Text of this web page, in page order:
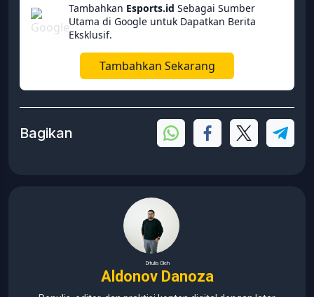
Tambahkan Esports.id Sebagai Sumber
Utama di Google untuk Dapatkan Berita
Eksklusif.
Tambahkan Sekarang
Bagikan
Ditulis Oleh
Aldonov Danoza